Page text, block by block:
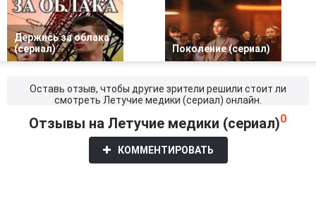
Держись за облака
(сериал)
Поколение (сериал)
Оставь отзыв, чтобы другие зрители решили стоит ли
смотреть Летучие медики (сериал) онлайн.
Отзывы на Летучие медики (сериал)0
КОММЕНТИРОВАТЬ